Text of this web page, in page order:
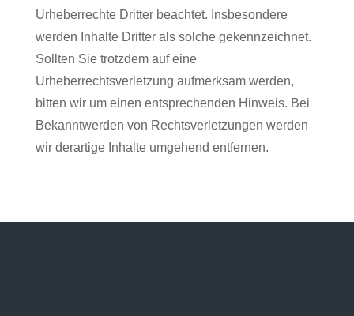
Urheberrechte Dritter beachtet. Insbesondere
werden Inhalte Dritter als solche gekennzeichnet.
Sollten Sie trotzdem auf eine
Urheberrechtsverletzung aufmerksam werden,
bitten wir um einen entsprechenden Hinweis. Bei
Bekanntwerden von Rechtsverletzungen werden
wir derartige Inhalte umgehend entfernen.